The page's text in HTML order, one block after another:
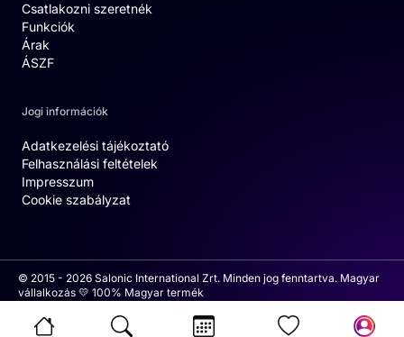
Csatlakozni szeretnék
Funkciók
Árak
ÁSZF
Jogi információk
Adatkezelési tájékoztató
Felhasználási feltételek
Impresszum
Cookie szabályzat
© 2015 - 2026 Salonic International Zrt. Minden jog fenntartva. Magyar
vállalkozás 💛 100% Magyar termék